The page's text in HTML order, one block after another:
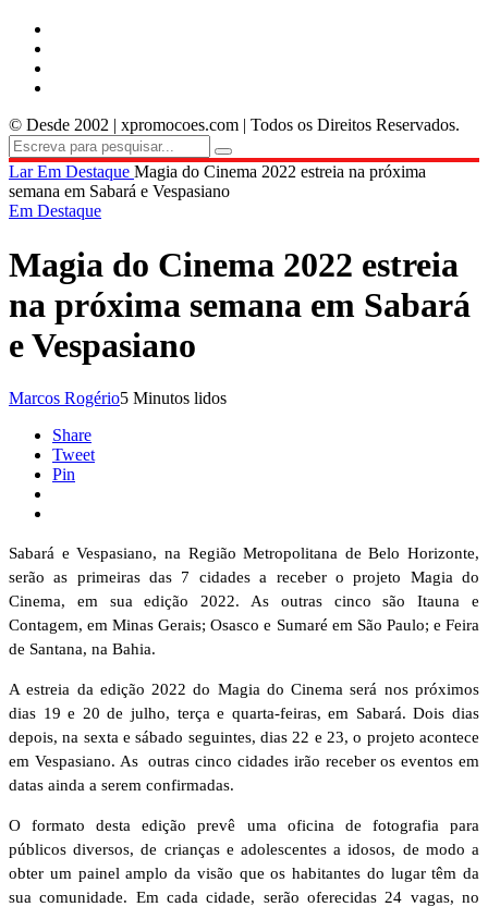
© Desde 2002 | xpromocoes.com | Todos os Direitos Reservados.
LarEm Destaque Magia do Cinema 2022 estreia na próxima
semana em Sabará e Vespasiano
Em Destaque
Magia do Cinema 2022 estreia
na próxima semana em Sabará
e Vespasiano
Marcos Rogério5 Minutos lidos
Share
Tweet
Pin
Sabará e Vespasiano, na Região Metropolitana de Belo Horizonte,
serão as primeiras das 7 cidades a receber o projeto Magia do
Cinema, em sua edição 2022. As outras cinco são Itauna e
Contagem, em Minas Gerais; Osasco e Sumaré em São Paulo; e Feira
de Santana, na Bahia.
A estreia da edição 2022 do Magia do Cinema será nos próximos
dias 19 e 20 de julho, terça e quarta-feiras, em Sabará. Dois dias
depois, na sexta e sábado seguintes, dias 22 e 23, o projeto acontece
em Vespasiano. As outras cinco cidades irão receber os eventos em
datas ainda a serem confirmadas.
O formato desta edição prevê uma oficina de fotografia para
públicos diversos, de crianças e adolescentes a idosos, de modo a
obter um painel amplo da visão que os habitantes do lugar têm da
sua comunidade. Em cada cidade, serão oferecidas 24 vagas, no